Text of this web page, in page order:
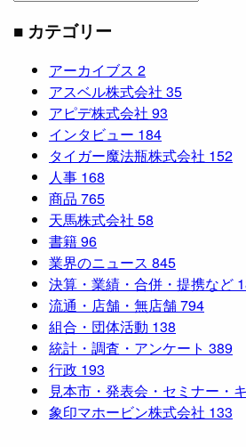
■ カテゴリー
アーカイブス 2
アスベル株式会社 35
アピデ株式会社 93
インタビュー 184
タイガー魔法瓶株式会社 152
人事 168
商品 765
天馬株式会社 58
書籍96
業界のニュース 845
決算・業績・合併・提携など
流通・店舗・無店舗794
組合・団体活動 138
統計・調査・アンケート 389
行政 193
見本市・発表会・セミナー・
象印マホービン株式会社 133